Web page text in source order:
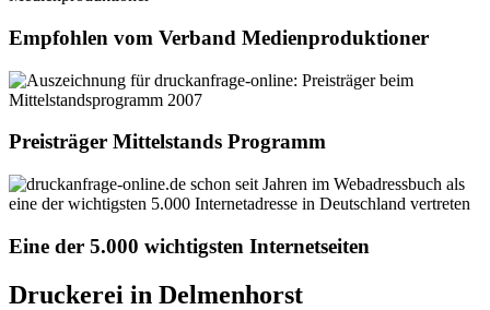
Empfohlen vom Verband Medienproduktioner
Preisträger Mittelstands Programm
Eine der 5.000 wichtigsten Internetseiten
Druckerei in Delmenhorst